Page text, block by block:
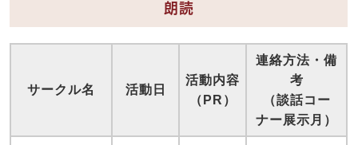
朗読
サークル名 活動日
活動内容
（PR）
連絡方法・備
考
（談話コー
ナー展示月）